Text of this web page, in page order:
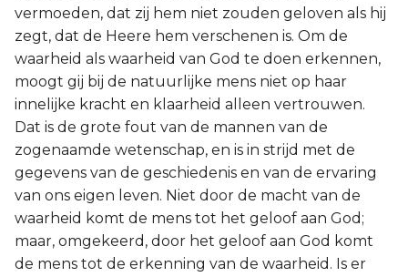
Judas
Openbaring
vermoeden, dat zij hem niet zouden geloven als hij
zegt, dat de Heere hem verschenen is. Om de
waarheid als waarheid van God te doen erkennen,
moogt gij bij de natuurlijke mens niet op haar
innelijke kracht en klaarheid alleen vertrouwen.
Dat is de grote fout van de mannen van de
zogenaamde wetenschap, en is in strijd met de
gegevens van de geschiedenis en van de ervaring
van ons eigen leven. Niet door de macht van de
waarheid komt de mens tot het geloof aan God;
maar, omgekeerd, door het geloof aan God komt
de mens tot de erkenning van de waarheid. Is er